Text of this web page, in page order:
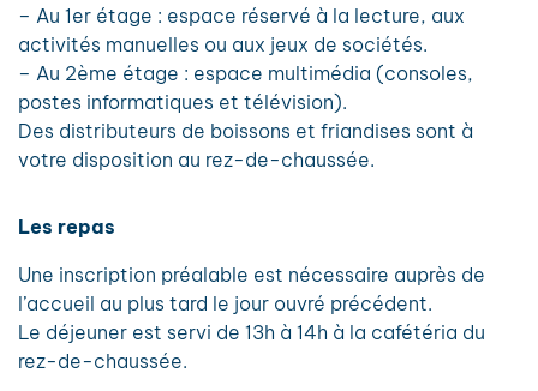
– Au 1er étage : espace réservé à la lecture, aux
activités manuelles ou aux jeux de sociétés.
– Au 2ème étage : espace multimédia (consoles,
postes informatiques et télévision).
Des distributeurs de boissons et friandises sont à
votre disposition au rez-de-chaussée.
Les repas
Une inscription préalable est nécessaire auprès de
l’accueil au plus tard le jour ouvré précédent.
Le déjeuner est servi de 13h à 14h à la cafétéria du
rez-de-chaussée.